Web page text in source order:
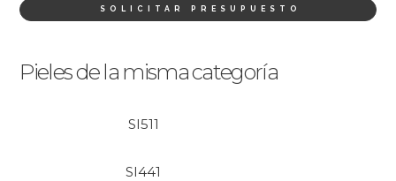
SOLICITAR PRESUPUESTO
Pieles de la misma categoría
SI511
SI441